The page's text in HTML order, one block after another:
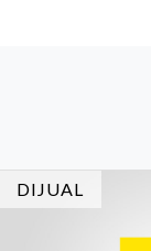
ini dihadiri oleh
Indon
DIJUAL